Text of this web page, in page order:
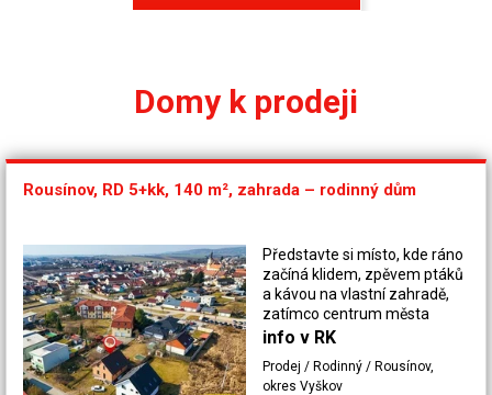
Domy k prodeji
Rousínov, RD 5+kk, 140 m², zahrada – rodinný dům
Představte si místo, kde ráno
začíná klidem, zpěvem ptáků
a kávou na vlastní zahradě,
zatímco centrum města
máte jen pár minut chůze od
nabízí tento moderní rodinný
info v RK
Prodej / Rodinný / Rousínov,
okres Vyškov